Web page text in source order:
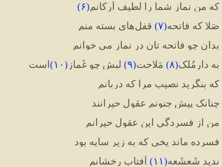
که من نماز شما را لطیف اَرکانم(۶)
صَلا که فاتحه(۷) قفل‌های بسته منم
بدان چو فاتحه تان در نماز می خوانم
به دارمُلک(۸) مَلاحت(۹) لبش چو غَماز (۱۰) است
که بنگرید نصیب مرا که دربانم
چنانک پیش جنونم عقول حیرانند
من از فسردگی این عقول حیرانم
فسرده ماند یخی که به زیر سایه بود
ندید شَعشَعه(۱۱) آفتاب رخشانم